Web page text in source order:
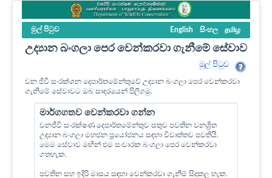
මුල් පි‍ටුව English සිංහල தமிழ
උද්‍යාන බංගලා පෙර වෙන්කරවා ගැනීමේ සේවාව
මුල් පි‍ටුව
වන ජීවී සංරක්ශන දෙපාර්තමේන්තුවේ උද්‍යාන බංගලා පෙර වෙන්කරවා
ගැනීමේ සේවාවට ඔබ සාදරයෙන් පිලිගමු.
මාර්ගගතව වෙන්කරවා ගන්න
වනජීවී සංරක්ෂණ දෙපාර්තමේන්තුව සතුව පවතින වනශ්‍රිත
උද්‍යාන බංගලා මහජන ප්‍රයෝජනය සඳහා විවෘත්තව පවතියි.
මෙම සේවාව මඟින් එම සංචාරක බංගලා පෙර වෙන්කරවා
ගතහැක.
පවතින සහ ඉදිරි මාසය සඳහා වෙන්කරවා ගැනීම් සිදුකල හැක.